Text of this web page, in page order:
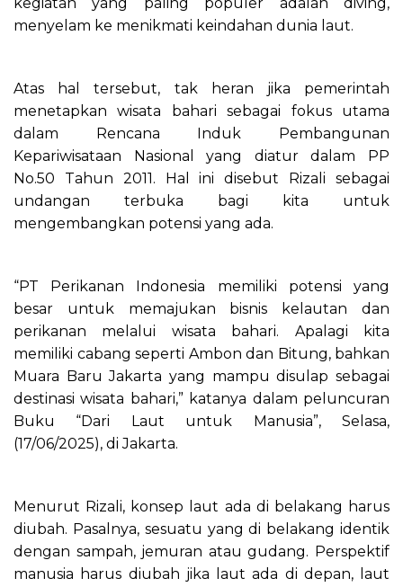
menyelam ke menikmati keindahan dunia laut.
Atas hal tersebut, tak heran jika pemerintah
menetapkan wisata bahari sebagai fokus utama
dalam Rencana Induk Pembangunan
Kepariwisataan Nasional yang diatur dalam PP
No.50 Tahun 2011. Hal ini disebut Rizali sebagai
undangan terbuka bagi kita untuk
mengembangkan potensi yang ada.
“PT Perikanan Indonesia memiliki potensi yang
besar untuk memajukan bisnis kelautan dan
perikanan melalui wisata bahari. Apalagi kita
memiliki cabang seperti Ambon dan Bitung, bahkan
Muara Baru Jakarta yang mampu disulap sebagai
destinasi wisata bahari,” katanya dalam peluncuran
Buku “Dari Laut untuk Manusia”, Selasa,
(17/06/2025), di Jakarta.
Menurut Rizali, konsep laut ada di belakang harus
diubah. Pasalnya, sesuatu yang di belakang identik
dengan sampah, jemuran atau gudang. Perspektif
manusia harus diubah jika laut ada di depan, laut